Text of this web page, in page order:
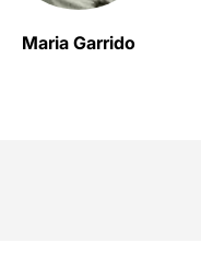
Maria Garrido